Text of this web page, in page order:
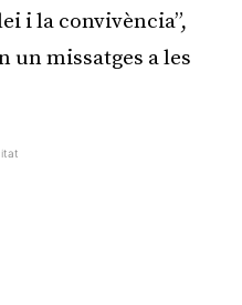
i la convivència”,
un missatges a les